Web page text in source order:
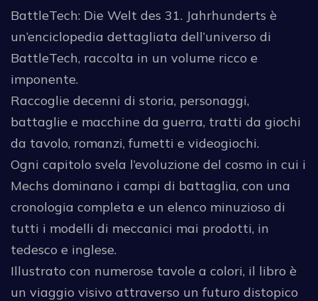
BattleTech: Die Welt des 31. Jahrhunderts è
un’enciclopedia dettagliata dell’universo di
BattleTech, raccolta in un volume ricco e
imponente.
Raccoglie decenni di storia, personaggi,
battaglie e macchine da guerra, tratti da giochi
da tavolo, romanzi, fumetti e videogiochi.
Ogni capitolo svela l’evoluzione del cosmo in cui i
Mechs dominano i campi di battaglia, con una
cronologia completa e un elenco minuzioso di
tutti i modelli di meccanici mai prodotti, in
tedesco e inglese.
Illustrato con numerose tavole a colori, il libro è
un viaggio visivo attraverso un futuro distopico